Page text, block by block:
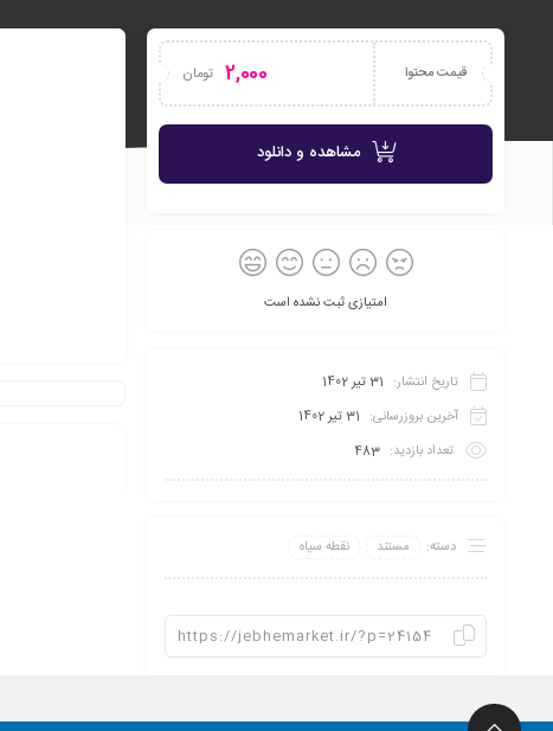
قیمت محتوا 2,000 تومان
مشاهده و دانلود
امتیازی ثبت نشده است
تاریخ انتشار: 31 تیر 1402
آخرین بروزرسانی: 31 تیر 1402
تعداد بازدید: 483
دسته: مستند نقطه سیاه